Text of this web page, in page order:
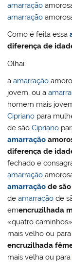
amarração
amarração
Como é feita essa
diferença de
Olhai:
aamarração
jovem, ou a
homem mais
Cipriano para
de sãoCipriano
amarração
diferença de
fechado e
amarração
amarração de
deamarração de
emencruzilhada
«quatro
mais velho ou
encruzilhada
mais velha ou